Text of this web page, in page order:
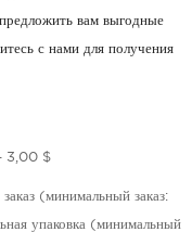
вам выгодные
с нами для получения
3,00 $
(минимальный заказ:
упаковка (минимальный